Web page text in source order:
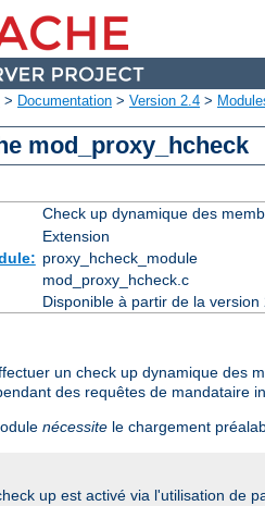
> Documentation > Version 2.4 >
mod_proxy_hcheck
Check up dynamique des
Extension
proxy_hcheck_module
mod_proxy_hcheck.c
Disponible à partir de la
un check up dynamique des
des requêtes de mandataire
nécessite le chargement
up est activé via l'utilisation de